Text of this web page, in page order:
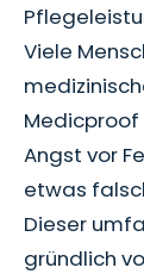
Viele
Medicproof
Angst vor
etwas
Dieser
gründlich